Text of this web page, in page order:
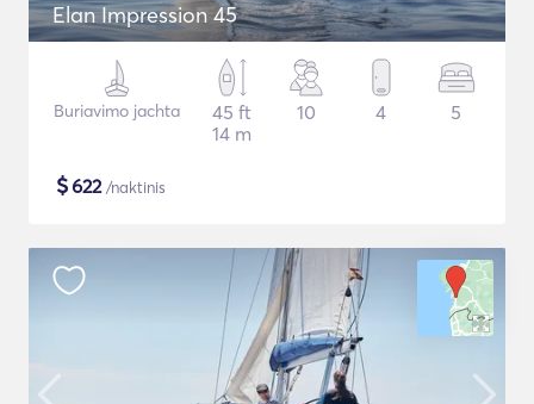
Elan Impression 45
Buriavimo jachta
45 ft
14 m
10 4 5
$622/naktinis